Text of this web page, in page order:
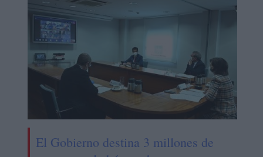
El Gobierno destina 3 millones de